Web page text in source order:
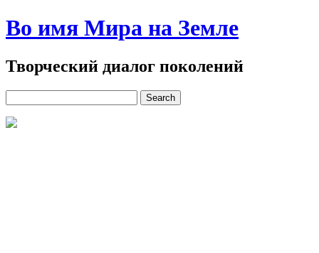
Во имя Мира на Земле
Творческий диалог поколений